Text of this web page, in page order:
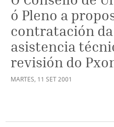
ó Pleno a
contratación
asistencia
revisión do
MARTES, 11 SET2001